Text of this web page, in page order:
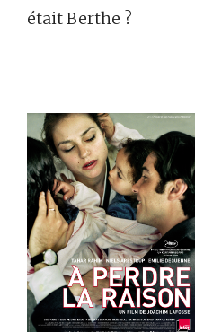
était Berthe ?